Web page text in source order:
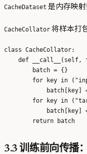
CacheDataset 是内存映
CacheCollator 将样本打
class CacheCollator:
def __call__(self,
        batch = {}
for key in
batch[key]
for key in
batch[key]
3.3 训练前向传播：